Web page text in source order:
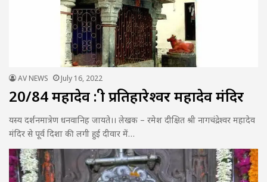
AV NEWS July 16, 2022
20/84 महादेव : श्री प्रतिहारेश्वर महादेव मंदिर
यस्य दर्शनमात्रेण धनवानिह जायते।। लेखक – रमेश दीक्षित श्री नागचंद्रेश्वर महादेव
मंदिर से पूर्व दिशा की लगी हुई दीवार में…